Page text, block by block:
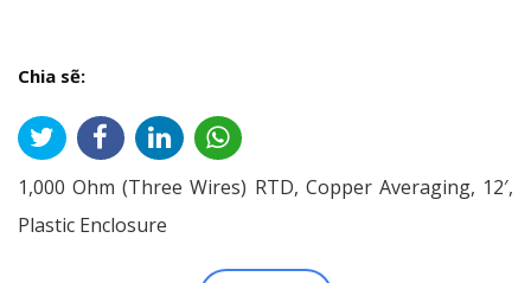
Chia sẽ:
1,000 Ohm (Three Wires) RTD, Copper Averaging, 12′,
Plastic Enclosure